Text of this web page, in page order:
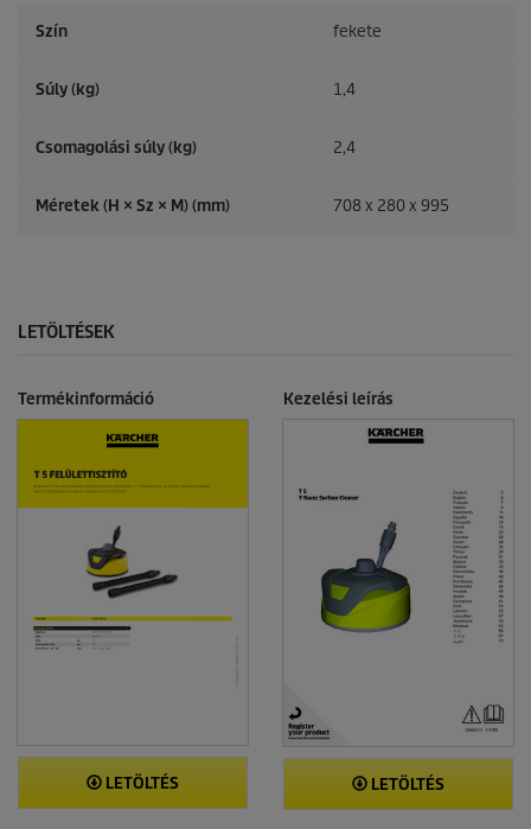
Szín fekete
Súly (kg) 1,4
Csomagolási súly (kg) 2,4
Méretek (H × Sz × M) (mm) 708 x 280 x 995
LETÖLTÉSEK
Termékinformáció
LETÖLTÉS
Kezelési leírás
LETÖLTÉS